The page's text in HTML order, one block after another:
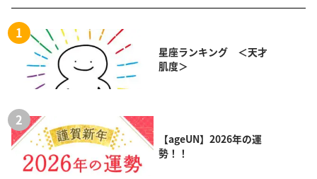
星座ランキング ＜天才
肌度＞
【ageUN】2026年の運
勢！！